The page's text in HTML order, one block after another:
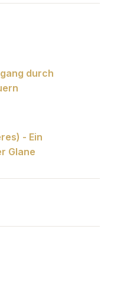
durch
- Ein
Glane